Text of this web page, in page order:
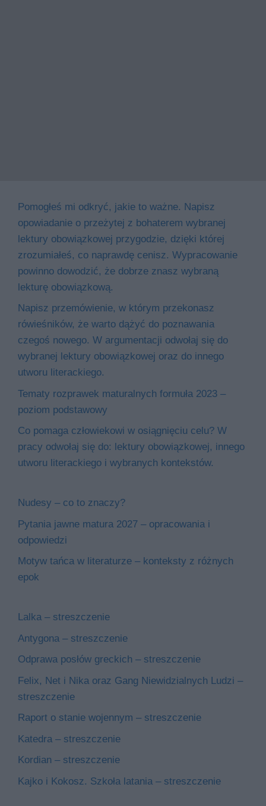
Pomogłeś mi odkryć, jakie to ważne. Napisz
opowiadanie o przeżytej z bohaterem wybranej
lektury obowiązkowej przygodzie, dzięki której
zrozumiałeś, co naprawdę cenisz. Wypracowanie
powinno dowodzić, że dobrze znasz wybraną
lekturę obowiązkową.
Napisz przemówienie, w którym przekonasz
rówieśników, że warto dążyć do poznawania
czegoś nowego. W argumentacji odwołaj się do
wybranej lektury obowiązkowej oraz do innego
utworu literackiego.
Tematy rozprawek maturalnych formuła 2023 –
poziom podstawowy
Co pomaga człowiekowi w osiągnięciu celu? W
pracy odwołaj się do: lektury obowiązkowej, innego
utworu literackiego i wybranych kontekstów.
Nudesy – co to znaczy?
Pytania jawne matura 2027 – opracowania i
odpowiedzi
Motyw tańca w literaturze – konteksty z różnych
epok
Lalka – streszczenie
Antygona – streszczenie
Odprawa posłów greckich – streszczenie
Felix, Net i Nika oraz Gang Niewidzialnych Ludzi –
streszczenie
Raport o stanie wojennym – streszczenie
Katedra – streszczenie
Kordian – streszczenie
Kajko i Kokosz. Szkoła latania – streszczenie